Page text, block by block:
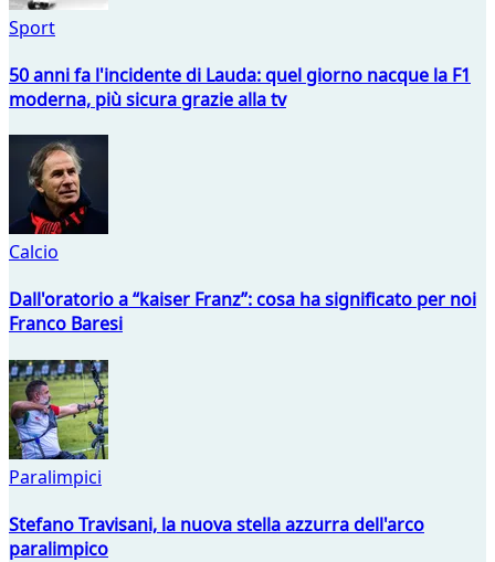
Sport
50 anni fa l'incidente di Lauda: quel giorno nacque la F1
moderna, più sicura grazie alla tv
Calcio
Dall'oratorio a “kaiser Franz”: cosa ha significato per noi
Franco Baresi
Paralimpici
Stefano Travisani, la nuova stella azzurra dell'arco
paralimpico